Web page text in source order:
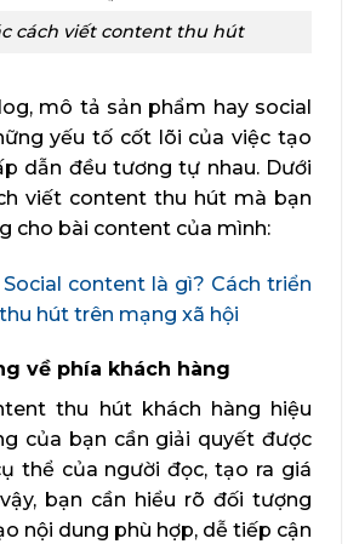
cách viết content thu hút
mô tả sản phẩm hay social
yếu tố cốt lõi của việc tạo
dẫn đều tương tự nhau. Dưới
viết content thu hút mà bạn
cho bài content của mình:
Social content là gì? Cách triển
hút trên mạng xã hội
về phía khách hàng
thu hút khách hàng hiệu
của bạn cần giải quyết được
thể của người đọc, tạo ra giá
bạn cần hiểu rõ đối tượng
nội dung phù hợp, dễ tiếp cận